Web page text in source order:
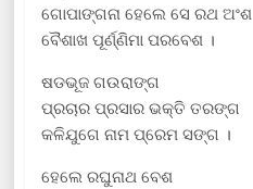
ଗୋପାଙ୍ଗନା ହେଲେ ସେ ରଥ ଅଂଶ
ବୈଶାଖ ପୂର୍ଣ୍ଣିମା ପରବେଶ ।
ଷଡଭୂଜ ଗଉରାଙ୍ଗ
ପ୍ରଚାର ପ୍ରସାର ଭକ୍ତି ତରଙ୍ଗ
କଳିଯୁଗେ ନାମ ପ୍ରେମ ସଙ୍ଗ ।
ହେଲେ ରଘୁନାଥ ବେଶ